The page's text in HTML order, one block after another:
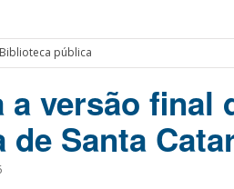
pública
a versão final
de Santa